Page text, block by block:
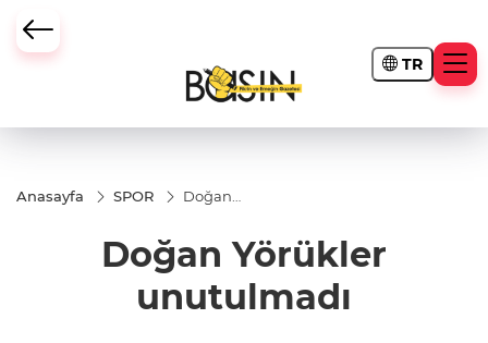
TR
Anasayfa SPOR
Doğan
Doğan Yörükler
unutulmadı